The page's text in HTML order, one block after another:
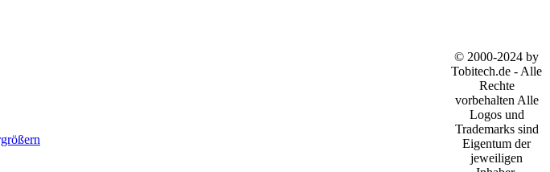
© 2000-2024 by
Tobitech.de - Alle
Rechte
vorbehalten Alle
Logos und
Trademarks sind
Eigentum der
jeweiligen